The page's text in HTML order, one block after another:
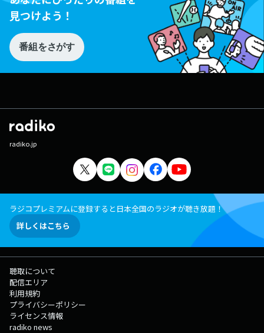
見つけよう！
番組をさがす
radiko.jp
ラジコプレミアムに登録すると日本全国のラジオが聴き放題！
詳しくはこちら
聴取について
配信エリア
利用規約
プライバシーポリシー
ライセンス情報
radiko news